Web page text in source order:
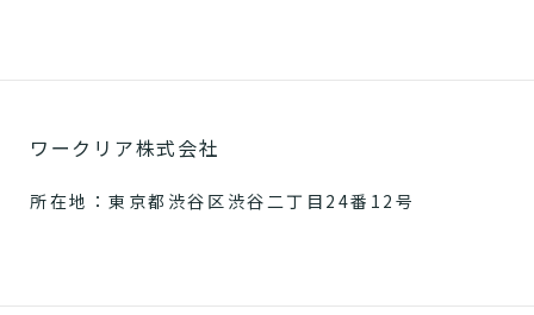
ワークリア株式会社
所在地：東京都渋谷区渋谷二丁目24番12号